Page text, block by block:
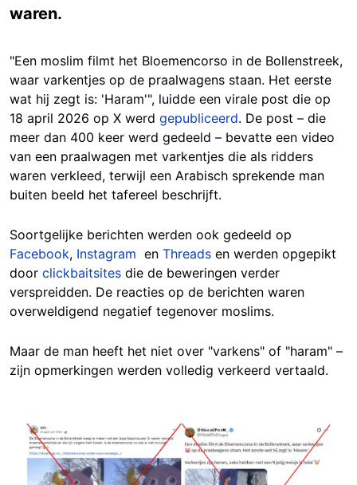
waren.
"Een moslim filmt het Bloemencorso in de Bollenstreek,
waar varkentjes op de praalwagens staan. Het eerste
wat hij zegt is: 'Haram'", luidde een virale post die op
18 april 2026 op X werd gepubliceerd. De post – die
meer dan 400 keer werd gedeeld – bevatte een video
van een praalwagen met varkentjes die als ridders
waren verkleed, terwijl een Arabisch sprekende man
buiten beeld het tafereel beschrijft.
Soortgelijke berichten werden ook gedeeld op
Facebook, Instagram en Threads en werden opgepikt
door clickbaitsites die de beweringen verder
verspreidden. De reacties op de berichten waren
overweldigend negatief tegenover moslims.
Maar de man heeft het niet over "varkens" of "haram" –
zijn opmerkingen werden volledig verkeerd vertaald.
Image